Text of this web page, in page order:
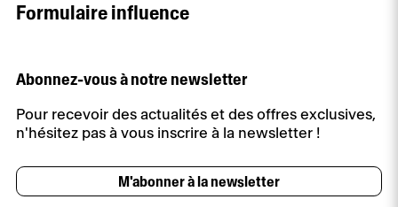
Formulaire influence
Abonnez-vous à notre newsletter
Pour recevoir des actualités et des offres exclusives,
n'hésitez pas à vous inscrire à la newsletter !
M'abonner à la newsletter